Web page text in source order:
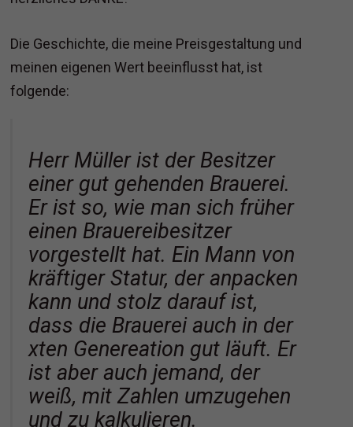
Die Geschichte, die meine Preisgestaltung und
meinen eigenen Wert beeinflusst hat, ist
folgende:
Herr Müller ist der Besitzer
einer gut gehenden Brauerei.
Er ist so, wie man sich früher
einen Brauereibesitzer
vorgestellt hat. Ein Mann von
kräftiger Statur, der anpacken
kann und stolz darauf ist,
dass die Brauerei auch in der
xten Genereation gut läuft. Er
ist aber auch jemand, der
weiß, mit Zahlen umzugehen
und zu kalkulieren.